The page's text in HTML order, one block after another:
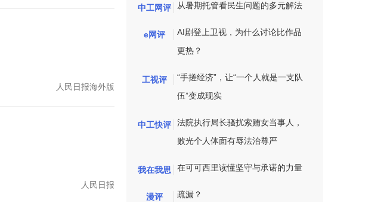
人民日报海外版
人民日报
中工网评 从暑期托管看民生问题的多元解法
e网评
AI剧登上卫视，为什么讨论比作品
更热？
工视评
“手搓经济”，让“一个人就是一支队
伍”变成现实
中工快评
法院执行局长骚扰索贿女当事人，
败光个人体面有辱法治尊严
我在我思 在可可西里读懂坚守与承诺的力量
漫评 疏漏？